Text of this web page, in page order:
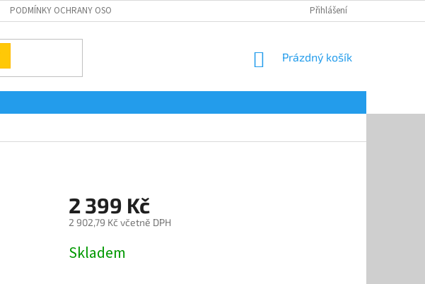
PODMÍNKY OCHRANY OSOBNÍCH ÚDAJŮ Přihlášení
NÁKUPNÍ
Prázdný košík
2 399 Kč
2 902,79 Kč včetně DPH
cena:
Skladem